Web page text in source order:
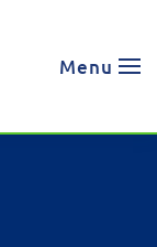
Menu